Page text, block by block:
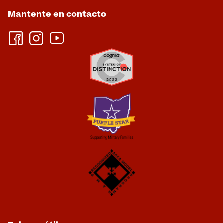
Mantente en contacto